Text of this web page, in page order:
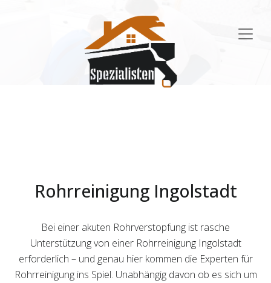
Rohrreinigung Ingolstadt
Bei einer akuten Rohrverstopfung ist rasche
Unterstützung von einer Rohrreinigung Ingolstadt
erforderlich – und genau hier kommen die Experten für
Rohrreinigung ins Spiel. Unabhängig davon ob es sich um